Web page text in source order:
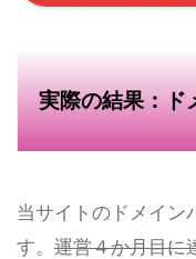
実際の結果：ド
当サイトのドメイン
す。 運営４か月目に